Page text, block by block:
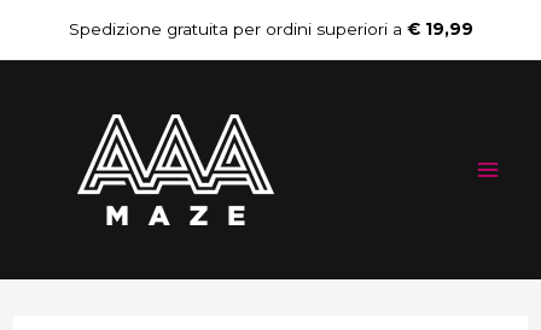
al
contenuto
Spedizione gratuita per ordini superiori a € 19,99
Navigazione
articoli